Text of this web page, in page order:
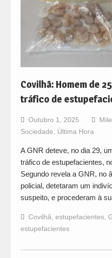
Covilhã: Homem de
tráfico de
Outubro 1, 2025
Sociedade
Última Hora
A GNR deteve, no dia 29,
tráfico de estupefacientes,
Segundo revela a GNR, no
policial, detetaram um
suspeito, e procederam à
Covilhã estupefacientes,
estupefacientes